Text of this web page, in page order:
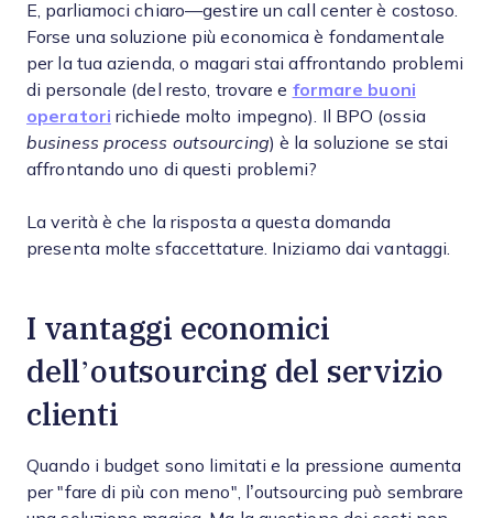
E, parliamoci chiaro—gestire un call center è costoso.
Forse una soluzione più economica è fondamentale
per la tua azienda, o magari stai affrontando problemi
di personale (del resto, trovare e formare buoni
operatori richiede molto impegno). Il BPO (ossia
business process outsourcing) è la soluzione se stai
affrontando uno di questi problemi?
La verità è che la risposta a questa domanda
presenta molte sfaccettature. Iniziamo dai vantaggi.
I vantaggi economici
dell’outsourcing del servizio
clienti
Quando i budget sono limitati e la pressione aumenta
per "fare di più con meno", l’outsourcing può sembrare